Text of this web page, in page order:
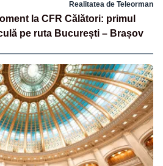
Realitatea de Teleorman
la CFR Călători: primul
pe ruta București – Brașov